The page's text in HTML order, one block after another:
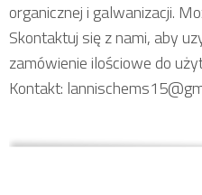
organicznej i galwanizacji.
Skontaktuj się z nami, aby
zamówienie ilościowe do
Kontakt: